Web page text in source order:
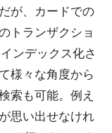
が、カードでの
トランザクショ
ンデックス化さ
様々な角度から
索も可能。例え
思い出せなけれ